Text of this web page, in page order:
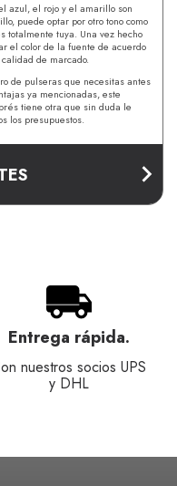
azul, el rojo y el amarillo son
puede optar por otro tono como
totalmente tuya. Una vez hecho
el color de la fuente de acuerdo
de marcado.
de pulseras que necesitas antes
ya mencionadas, este
tiene otra que sin duda le
los presupuestos.
Entrega rápida.
nuestros socios UPS
y DHL